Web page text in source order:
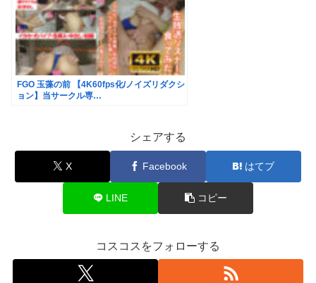
FGO 玉藻の前 【4K60fps化/ノイズリダクシ
ョン】当サークル専…
シェアする
X Facebook はてブ
LINE コピー
コスコスをフォローする